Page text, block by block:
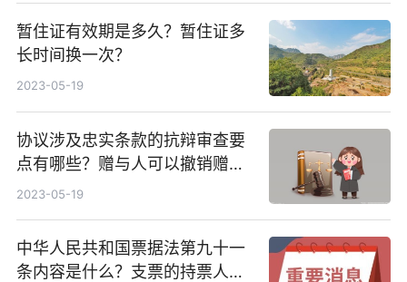
暂住证有效期是多久？暂住证多
长时间换一次？
2023-05-19
协议涉及忠实条款的抗辩审查要
点有哪些？赠与人可以撤销赠与
吗？
2023-05-19
中华人民共和国票据法第九十一
条内容是什么？支票的持票人应